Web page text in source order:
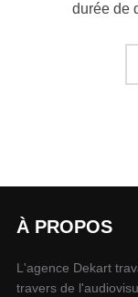
durée de
À PROPOS
L'agence Dekart
travers de